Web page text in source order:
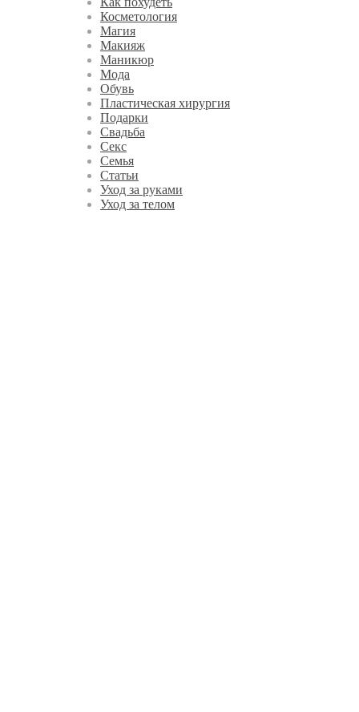
Косметология
Магия
Макияж
Маникюр
Мода
Обувь
Пластическая хирургия
Подарки
Свадьба
Секс
Семья
Статьи
Уход за руками
Уход за телом